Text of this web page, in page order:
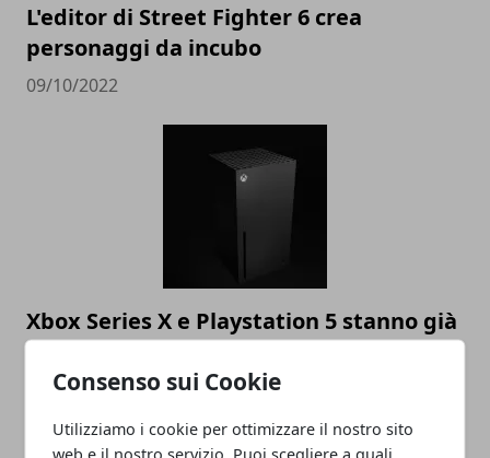
Consenso sui Cookie
Utilizziamo i cookie per ottimizzare il nostro sito
web e il nostro servizio. Puoi scegliere a quali
L'editor di Street Fighter 6 crea
personaggi da incubo
09/10/2022
Xbox Series X e Playstation 5 stanno già
volgendo al termine
09/10/2022